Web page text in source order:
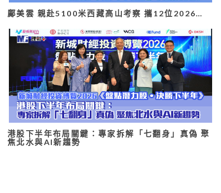
鄺美雲 親赴5100米西藏高山考察 攜12位2026…
港股下半年布局關鍵：專家拆解「七翻身」真偽 聚
焦北水與AI新趨勢